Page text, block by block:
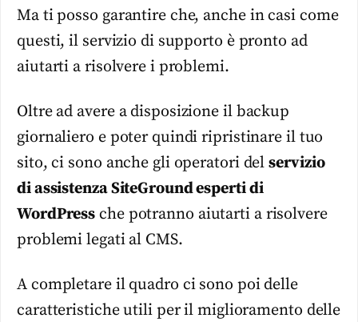
Ma ti posso garantire che, anche in casi come
questi, il servizio di supporto è pronto ad
aiutarti a risolvere i problemi.
Oltre ad avere a disposizione il backup
giornaliero e poter quindi ripristinare il tuo
sito, ci sono anche gli operatori delservizio
di assistenza SiteGround esperti di
WordPress che potranno aiutarti a risolvere
problemi legati al CMS.
A completare il quadro ci sono poi delle
caratteristiche utili per il miglioramento delle